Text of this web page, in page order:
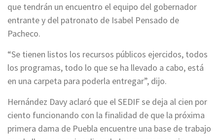
que tendrán un encuentro el equipo del gobernador
entrante y del patronato de Isabel Pensado de
Pacheco.
“Se tienen listos los recursos públicos ejercidos, todos
los programas, todo lo que se ha llevado a cabo, está
en una carpeta para poderla entregar”, dijo.
Hernández Davy aclaró que el SEDIF se deja al cien por
ciento funcionando con la finalidad de que la próxima
primera dama de Puebla encuentre una base de trabajo